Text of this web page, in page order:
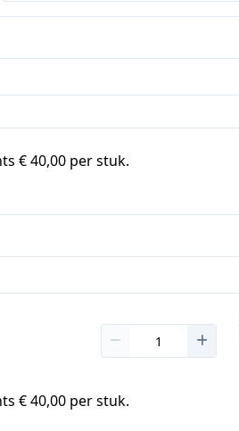
€ 40,00 per stuk.
€ 40,00 per stuk.